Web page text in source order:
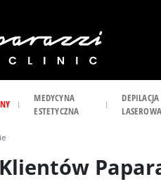
MEDYCYNA
ESTETYCZNA
DEPILACJA